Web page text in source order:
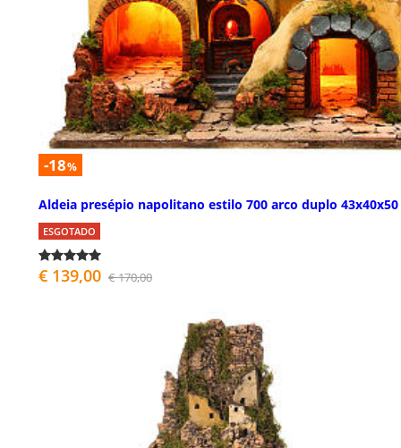
-18%
Aldeia presépio napolitano estilo 700 arco duplo
ESGOTADO
€ 139,00 € 170,00